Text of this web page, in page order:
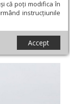
că poți modifica în
instrucțiunile
Accept
după